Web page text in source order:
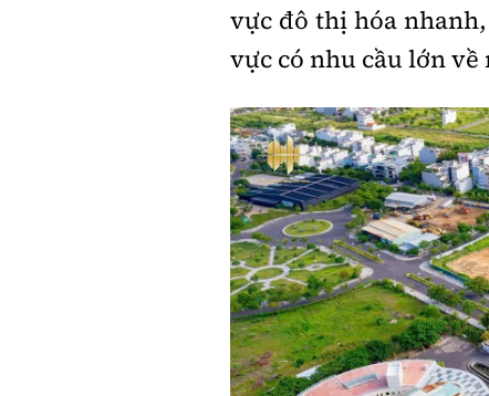
vực đô thị hóa
vực có nhu cầu lớn về